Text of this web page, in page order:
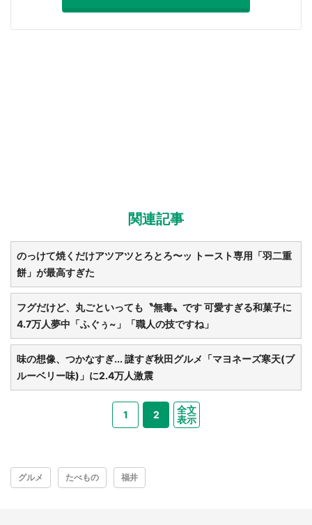
関連記事
のっけて焼くだけアツアツとろとろ〜ッ トースト専用「羽二重
餅」が最高すぎた
フグだけど、丸ごといっても〝無毒〟です 可愛すぎる和菓子に
4.7万人夢中「ふぐぅ~」「職人の技ですね」
味の想像、つかなすぎ... 謎すぎ秋田グルメ「マヨネーズ寒天(ブ
ルーベリー味)」に2.4万人激震
1 2
全文
表示
グルメ たべもの 福井